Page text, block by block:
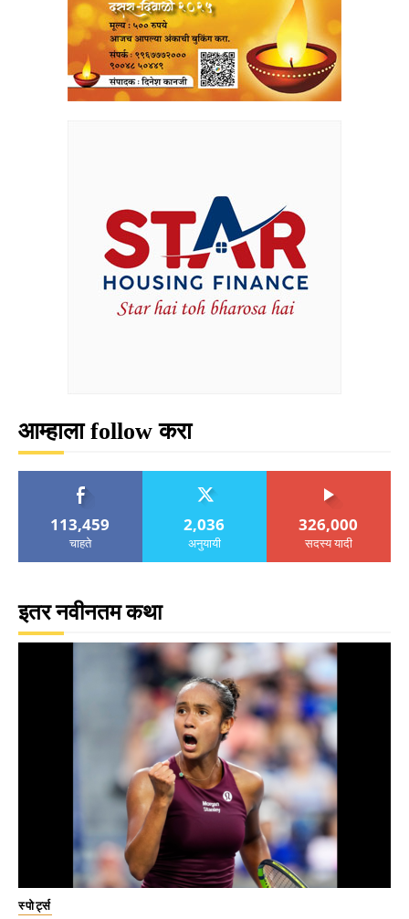
आम्हाला follow करा
113,459
चाहते
2,036
अनुयायी
326,000
सदस्य यादी
इतर नवीनतम कथा
स्पोर्ट्स